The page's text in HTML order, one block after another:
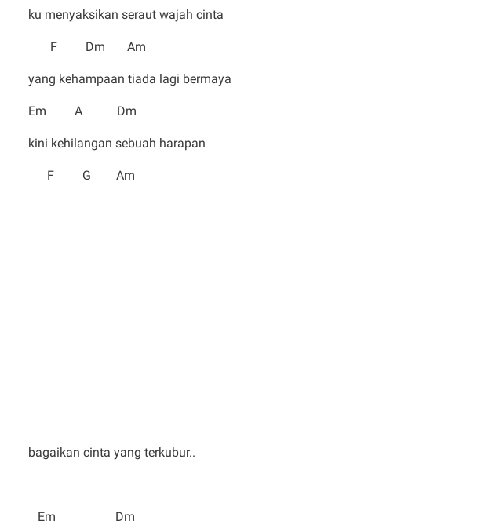
ku menyaksikan seraut wajah cinta
F Dm Am
yang kehampaan tiada lagi bermaya
Em A Dm
kini kehilangan sebuah harapan
F G Am
bagaikan cinta yang terkubur..
Em Dm